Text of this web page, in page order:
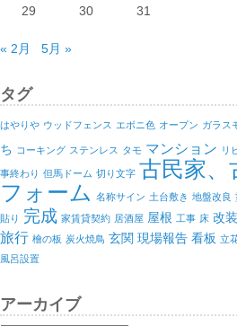
29
30 31
« 2月 5月 »
タグ
はやりや ウッドフェンス エボニ色 オープン ガラス
ち コーキング ステンレス タモ マンション リ
事終わり 但馬ドーム 切り文字 古民家、
フォーム 名称サイン 土台敷き 地盤改良
貼り 完成 家賃貸契約 居酒屋 屋根 工事 床 改装
旅行 檜の板 炭火焼鳥 玄関 現場報告 看板 立
風呂設置
アーカイブ